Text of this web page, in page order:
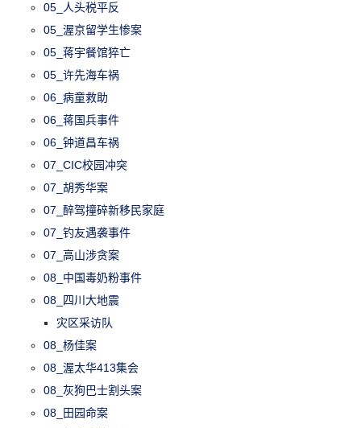
05_人头税平反
05_渥京留学生惨案
05_蒋宇餐馆猝亡
05_许先海车祸
06_病童救助
06_蒋国兵事件
06_钟道昌车祸
07_CIC校园冲突
07_胡秀华案
07_醉驾撞碎新移民家庭
07_钓友遇袭事件
07_高山涉贪案
08_中国毒奶粉事件
08_四川大地震
灾区采访队
08_杨佳案
08_渥太华413集会
08_灰狗巴士割头案
08_田园命案